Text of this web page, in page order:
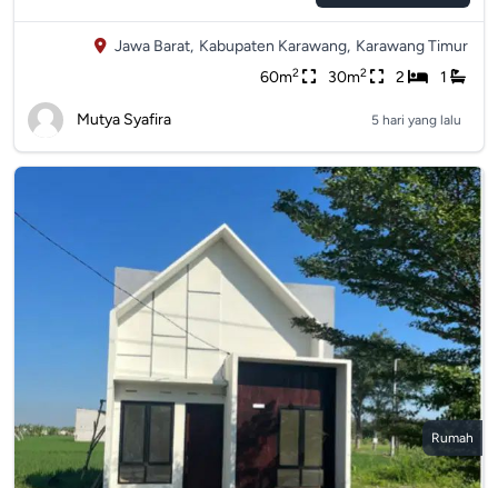
Jawa Barat, Kabupaten Karawang, Karawang Timur
60m2 30m2 2 1
Mutya Syafira 5 hari yang lalu
Rumah